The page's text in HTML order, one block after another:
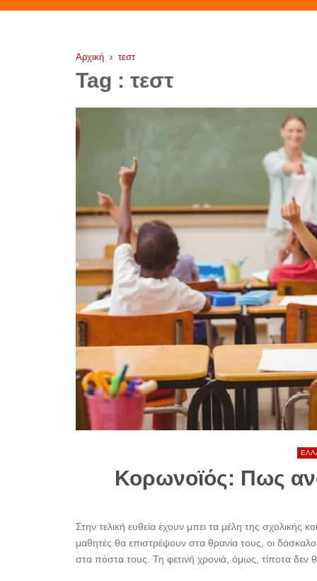
Αρχική τεστ
Tag : τεστ
Κορωνοϊός: Πως
Στην τελική ευθεία έχουν μπει τα μέλη της σχολικής
μαθητές θα επιστρέψουν στα θρανία τους, οι
στα πόστα τους. Τη φετινή χρονιά, όμως, τίποτα δεν